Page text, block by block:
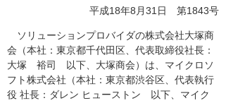
平成18年8月31日 第1843号
ソリューションプロバイダの株式会社大塚商
会（本社：東京都千代田区、代表取締役社長：
大塚 裕司 以下、大塚商会）は、マイクロソ
フト株式会社（本社：東京都渋谷区、代表執行
役 社長：ダレン ヒューストン 以下、マイク